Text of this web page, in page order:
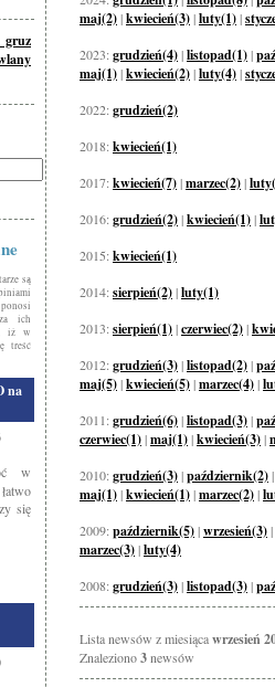
są
ich
iż w
treść
na
w
się
maj(2)|kwiecień(3)|luty(1)|
2023:grudzień(4)|listopad(1)|
maj(1)|kwiecień(2)|luty(4)|
2022:grudzień(2)
2018:kwiecień(1)
2017:kwiecień(7)|marzec(2)|
2016:grudzień(2)|kwiecień(1)|
2015:kwiecień(1)
2014:sierpień(2)|luty(1)
2013:sierpień(1)|czerwiec(2)|
2012:grudzień(3)|listopad(2)|
maj(5)|kwiecień(5)|marzec(4)|
2011:grudzień(6)|listopad(3)|
czerwiec(1)|maj(1)|kwiecień(3)|
2010:grudzień(3)|październik(2)|
maj(1)|kwiecień(1)|marzec(2)|
2009:październik(5)|wrzesień(3)|
marzec(3)|luty(4)
2008:grudzień(3)|listopad(3)|
Lista newsów z miesiącawrzesień
Znaleziono3newsów